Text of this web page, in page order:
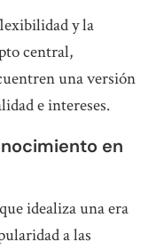
y la
central,
una versión
e intereses.
en
idealiza una era
a las